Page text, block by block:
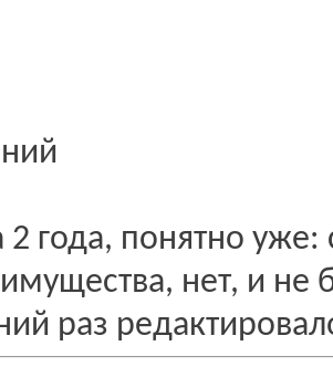
2 года, понятно
нет, и не
раз